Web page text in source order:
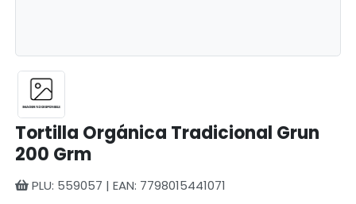
Tortilla Orgánica Tradicional Grun
200 Grm
PLU: 559057 | EAN: 7798015441071